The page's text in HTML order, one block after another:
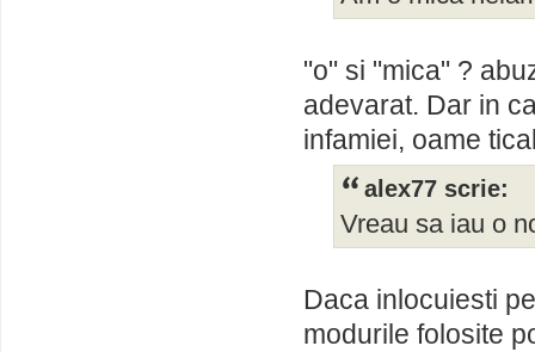
"o" si "mica" ?
adevarat. Dar in
infamiei, oame
alex77 scrie:
Vreau sa iau o
Daca inlocuiesti
modurile folosite